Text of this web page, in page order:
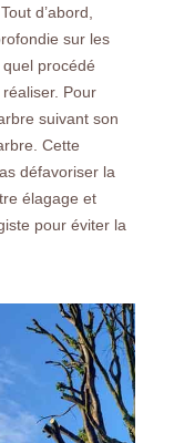
d’abord,
sur les
procédé
Pour
suivant son
Cette
défavoriser la
élagage et
pour éviter la